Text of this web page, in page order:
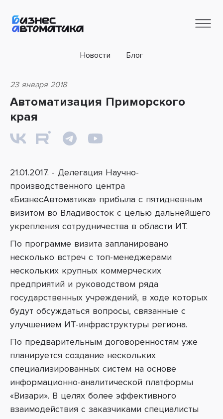
Новости Блог
23 января 2018
Автоматизация Приморского
края
21.01.2017. - Делегация Научно-
производственного центра
«БизнесАвтоматика» прибыла с пятидневным
визитом во Владивосток с целью дальнейшего
укрепления сотрудничества в области ИТ.
По программе визита запланировано
несколько встреч с топ-менеджерами
нескольких крупных коммерческих
предприятий и руководством ряда
государственных учреждений, в ходе которых
будут обсуждаться вопросы, связанные с
улучшением ИТ-инфраструктуры региона.
По предварительным договоренностям уже
планируется создание нескольких
специализированных систем на основе
информационно-аналитической платформы
«Визари». В целях более эффективного
взаимодействия с заказчиками специалисты